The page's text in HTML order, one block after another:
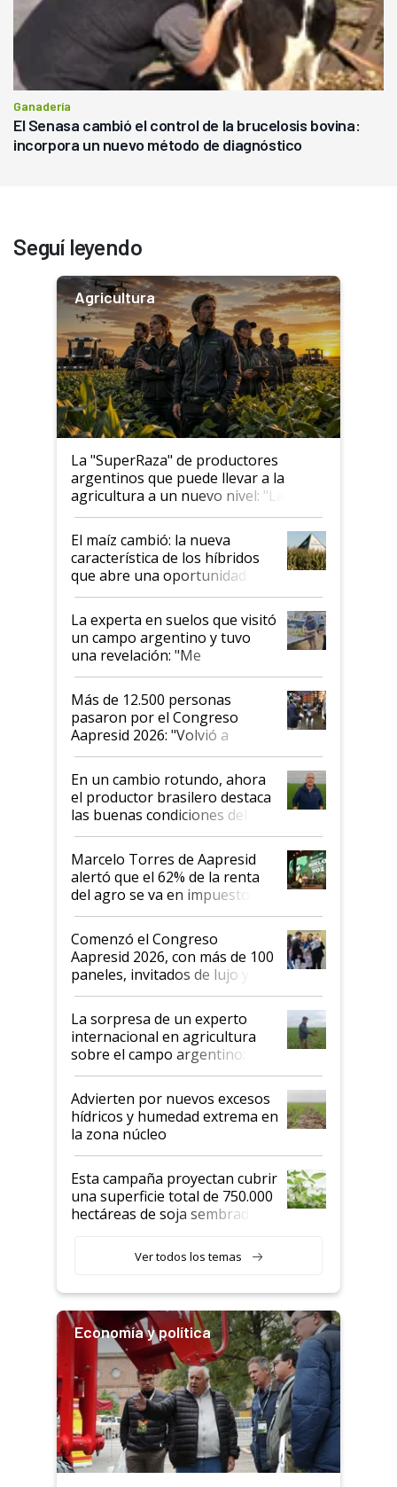
Ganadería
El Senasa cambió el control de la brucelosis bovina:
incorpora un nuevo método de diagnóstico
Seguí leyendo
Agricultura
La "SuperRaza" de productores
argentinos que puede llevar a la
agricultura a un nuevo nivel: "Las
posibilidades de crecimiento son
infinitas"
El maíz cambió: la nueva
característica de los híbridos
que abre una oportunidad en
el lote
La experta en suelos que visitó
un campo argentino y tuvo
una revelación: "Me
impresionó mucho"
Más de 12.500 personas
pasaron por el Congreso
Aapresid 2026: "Volvió a
demostrar que hablar del
suelo es hablar de todo el
sistema productivo"
En un cambio rotundo, ahora
el productor brasilero destaca
las buenas condiciones del
agro argentino para invertir:
"Los veo más motivados"
Marcelo Torres de Aapresid
alertó que el 62% de la renta
del agro se va en impuestos:
"No es bueno que en
Argentina se sigan discutiendo
las mismas cosas de hace 50
años"
Comenzó el Congreso
Aapresid 2026, con más de 100
paneles, invitados de lujo y
todas las tendencias
La sorpresa de un experto
internacional en agricultura
sobre el campo argentino:
"Estoy muy impresionado"
Advierten por nuevos excesos
hídricos y humedad extrema en
la zona núcleo
Esta campaña proyectan cubrir
una superficie total de 750.000
hectáreas de soja sembradas
variedades que marcan un
salto tecnológico en genética y
Ver todos los temas
Economía y política